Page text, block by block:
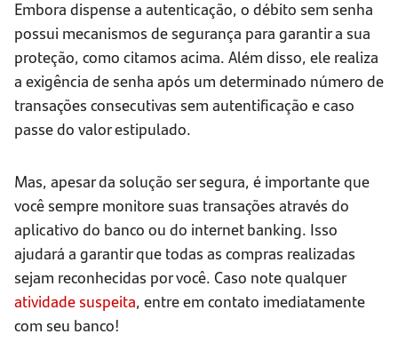
Embora dispense a autenticação, o débito sem senha
possui mecanismos de segurança para garantir a sua
proteção, como citamos acima. Além disso, ele realiza
a exigência de senha após um determinado número de
transações consecutivas sem autentificação e caso
passe do valor estipulado.
Mas, apesar da solução ser segura, é importante que
você sempre monitore suas transações através do
aplicativo do banco ou do internet banking. Isso
ajudará a garantir que todas as compras realizadas
sejam reconhecidas por você. Caso note qualquer
atividade suspeita, entre em contato imediatamente
com seu banco!